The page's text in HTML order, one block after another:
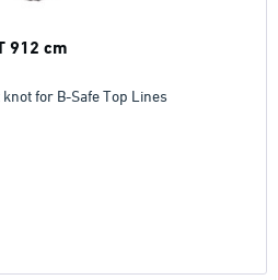
912 cm
for B-Safe Top Lines